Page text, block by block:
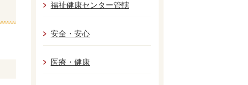
福祉健康センター管轄
安全・安心
医療・健康